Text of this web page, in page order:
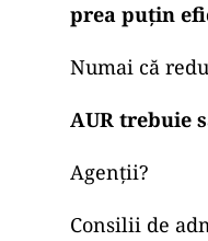
prea puțin
Numai că
AUR trebuie
Agenții?
Consilii de